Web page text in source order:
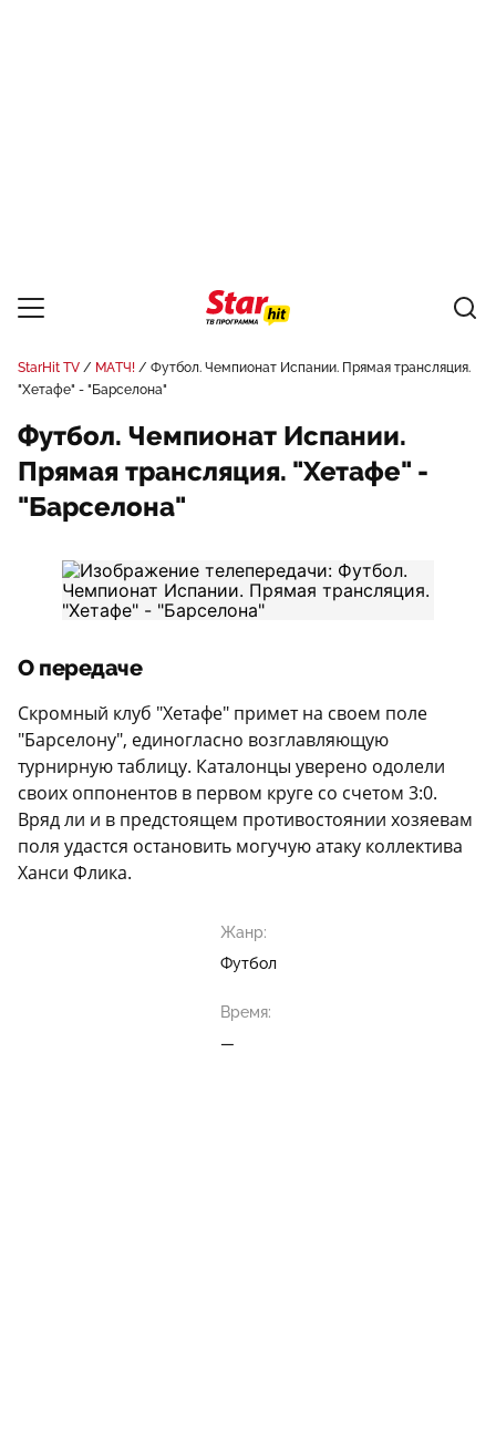
StarHit TV МАТЧ!
Футбол. Чемпионат Испании. Прямая трансляция.
"Хетафе" - "Барселона"
Футбол. Чемпионат Испании.
Прямая трансляция. "Хетафе" -
"Барселона"
О передаче
Скромный клуб "Хетафе" примет на своем поле
"Барселону", единогласно возглавляющую
турнирную таблицу. Каталонцы уверено одолели
своих оппонентов в первом круге со счетом 3:0.
Вряд ли и в предстоящем противостоянии хозяевам
поля удастся остановить могучую атаку коллектива
Ханси Флика.
Жанр:
Футбол
Время:
—